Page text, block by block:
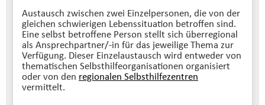
Austausch zwischen zwei Einzelpersonen, die von der
gleichen schwierigen Lebenssituation betroffen sind.
Eine selbst betroffene Person stellt sich überregional
als Ansprechpartner/-in für das jeweilige Thema zur
Verfügung. Dieser Einzelaustausch wird entweder von
thematischen Selbsthilfeorganisationen organisiert
oder von den regionalen Selbsthilfezentren
vermittelt.